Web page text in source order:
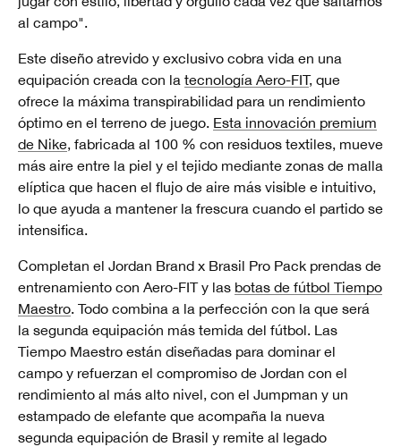
al campo".
Este diseño atrevido y exclusivo cobra vida en una
equipación creada con la tecnología Aero-FIT, que
ofrece la máxima transpirabilidad para un rendimiento
óptimo en el terreno de juego. Esta innovación premium
de Nike, fabricada al 100 % con residuos textiles, mueve
más aire entre la piel y el tejido mediante zonas de malla
elíptica que hacen el flujo de aire más visible e intuitivo,
lo que ayuda a mantener la frescura cuando el partido se
intensifica.
Completan el Jordan Brand x Brasil Pro Pack prendas de
entrenamiento con Aero-FIT y las botas de fútbol Tiempo
Maestro. Todo combina a la perfección con la que será
la segunda equipación más temida del fútbol. Las
Tiempo Maestro están diseñadas para dominar el
campo y refuerzan el compromiso de Jordan con el
rendimiento al más alto nivel, con el Jumpman y un
estampado de elefante que acompaña la nueva
segunda equipación de Brasil y remite al legado